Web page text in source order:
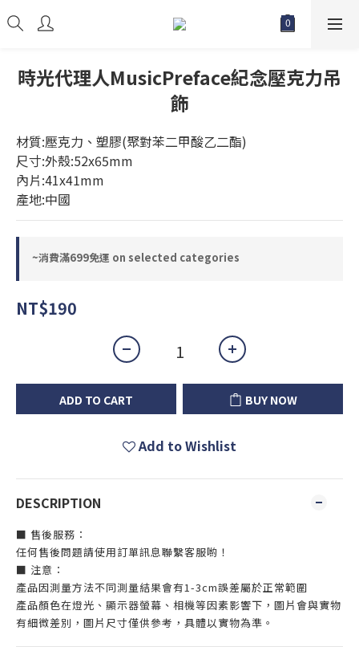
時光代理人MusicPreface紀念壓克力吊
飾
材質:壓克力、塑膠(聚對苯二甲酸乙二酯)
尺寸:外殼:52x65mm
內片:41x41mm
產地:中國
~消費滿699免運 on selected categories
NT$190
ADD TO CART BUY NOW
Add to Wishlist
DESCRIPTION
■ 售後服務：
任何售後問題請使用訂單訊息聯繫客服喲！
■ 注意：
產品因測量方法不同測量結果會有1-3cm誤差屬於正常範圍
產品顏色在燈光、顯示器螢幕、相機等因素影響下，圖片會與實物
有細微差別，圖片尺寸僅供參考，具體以實物為準。